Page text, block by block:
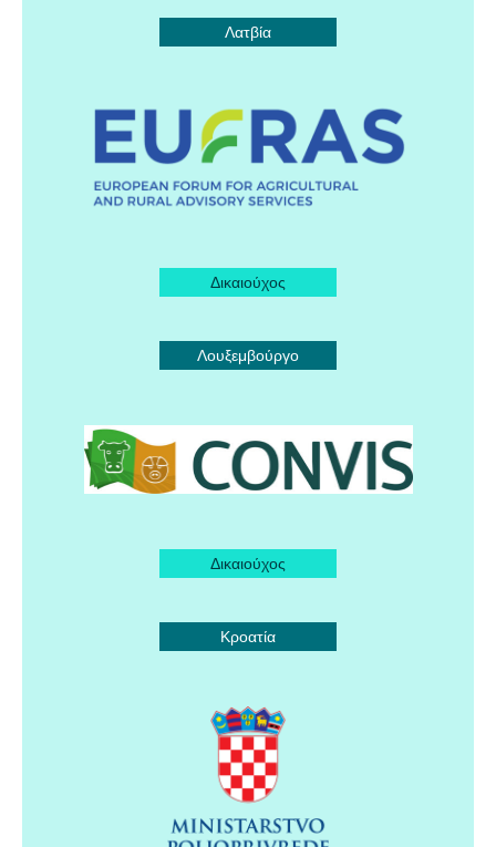
Λατβία
Δικαιούχος
Λουξεμβούργο
Δικαιούχος
Κροατία